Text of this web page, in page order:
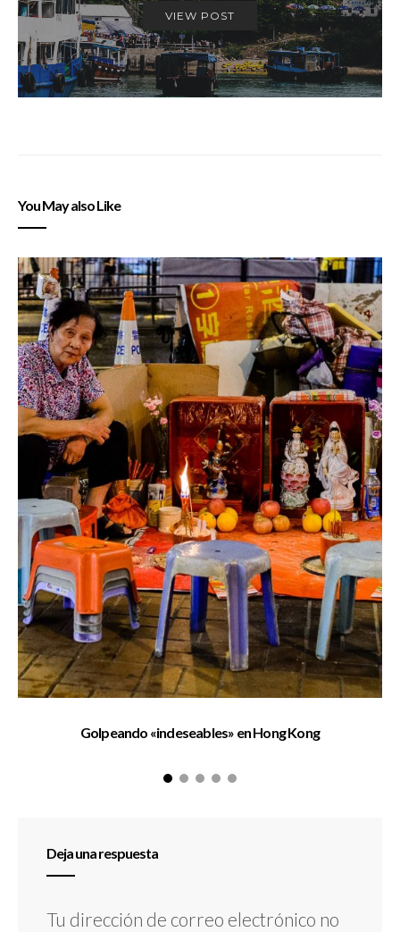
VIEW POST
You May also Like
Golpeando «indeseables» en Hong Kong
Deja una respuesta
Tu dirección de correo electrónico no